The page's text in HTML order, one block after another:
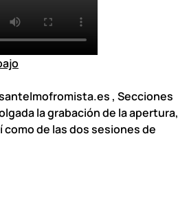
, Secciones
la grabación de la apertura,
de las dos sesiones de